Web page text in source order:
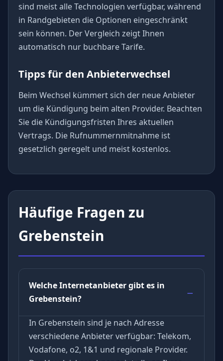
sind meist alle Technologien verfügbar, während
in Randgebieten die Optionen eingeschränkt
sein können. Der Vergleich zeigt Ihnen
automatisch nur buchbare Tarife.
Tipps für den Anbieterwechsel
Beim Wechsel kümmert sich der neue Anbieter
um die Kündigung beim alten Provider. Beachten
Sie die Kündigungsfristen Ihres aktuellen
Vertrags. Die Rufnummernmitnahme ist
gesetzlich geregelt und meist kostenlos.
Häufige Fragen zu
Grebenstein
Welche Internetanbieter gibt es in
Grebenstein?
In Grebenstein sind je nach Adresse
verschiedene Anbieter verfügbar: Telekom,
Vodafone, o2, 1&1 und regionale Provider.